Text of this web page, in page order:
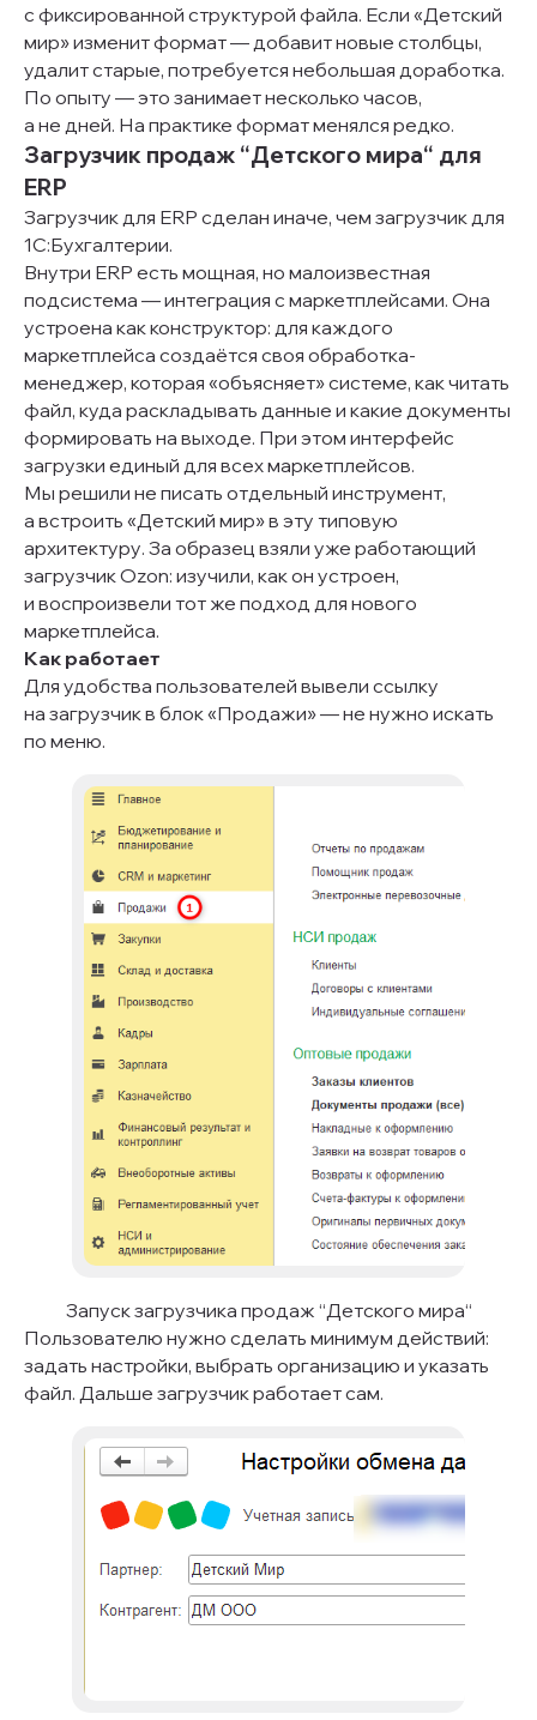
с фиксированной структурой файла. Если «Детский
мир» изменит формат — добавит новые столбцы,
удалит старые, потребуется небольшая доработка.
По опыту — это занимает несколько часов,
а не дней. На практике формат менялся редко.
Загрузчик продаж “Детского мира“ для
ERP
Загрузчик для ERP сделан иначе, чем загрузчик для
1С:Бухгалтерии.
Внутри ERP есть мощная, но малоизвестная
подсистема — интеграция с маркетплейсами. Она
устроена как конструктор: для каждого
маркетплейса создаётся своя обработка-
менеджер, которая «объясняет» системе, как читать
файл, куда раскладывать данные и какие документы
формировать на выходе. При этом интерфейс
загрузки единый для всех маркетплейсов.
Мы решили не писать отдельный инструмент,
а встроить «Детский мир» в эту типовую
архитектуру. За образец взяли уже работающий
загрузчик Ozon: изучили, как он устроен,
и воспроизвели тот же подход для нового
маркетплейса.
Как работает
Для удобства пользователей вывели ссылку
на загрузчик в блок «Продажи» — не нужно искать
по меню.
Запуск загрузчика продаж “Детского мира“
Пользователю нужно сделать минимум действий:
задать настройки, выбрать организацию и указать
файл. Дальше загрузчик работает сам.